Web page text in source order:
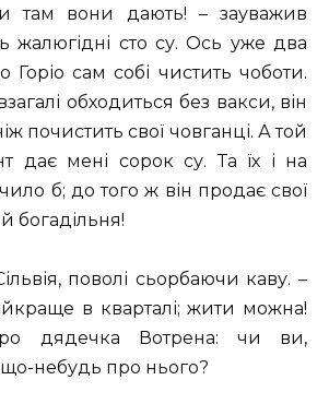
там вони дають! – зауважив
жалюгідні сто су. Ось уже два
Горіо сам собі чистить чоботи.
обходиться без вакси, він
почистить свої човганці. А той
дає мені сорок су. Та їх і на
б; до того ж він продає свої
богадільня!
поволі сьорбаючи каву. –
в кварталі; жити можна!
дядечка Вотрена: чи ви,
що-небудь про нього?